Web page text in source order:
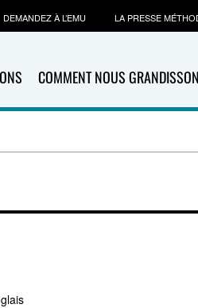
COMMENT NOUS
DEMANDEZ À L’EMU LA PRESSE